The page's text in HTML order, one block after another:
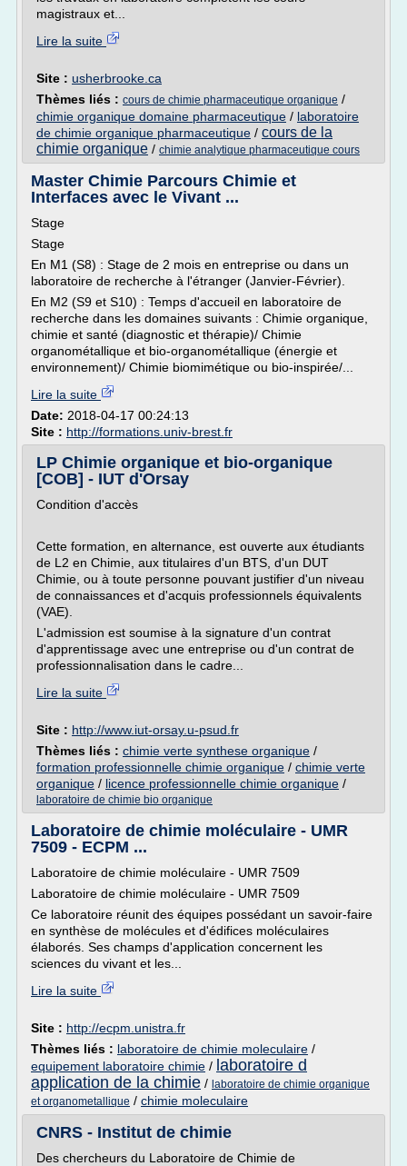
magistraux et...
Lire la suite
Site : usherbrooke.ca
Thèmes liés : cours de chimie pharmaceutique organique /
chimie organique domaine pharmaceutique / laboratoire
de chimie organique pharmaceutique / cours de la
chimie organique / chimie analytique pharmaceutique cours
Master Chimie Parcours Chimie et
Interfaces avec le Vivant ...
Stage
Stage
En M1 (S8) : Stage de 2 mois en entreprise ou dans un
laboratoire de recherche à l'étranger (Janvier-Février).
En M2 (S9 et S10) : Temps d'accueil en laboratoire de
recherche dans les domaines suivants : Chimie organique,
chimie et santé (diagnostic et thérapie)/ Chimie
organométallique et bio-organométallique (énergie et
environnement)/ Chimie biomimétique ou bio-inspirée/...
Lire la suite
Date: 2018-04-17 00:24:13
Site : http://formations.univ-brest.fr
LP Chimie organique et bio-organique
[COB] - IUT d'Orsay
Condition d'accès
Cette formation, en alternance, est ouverte aux étudiants
de L2 en Chimie, aux titulaires d'un BTS, d'un DUT
Chimie, ou à toute personne pouvant justifier d'un niveau
de connaissances et d'acquis professionnels équivalents
(VAE).
L'admission est soumise à la signature d'un contrat
d'apprentissage avec une entreprise ou d'un contrat de
professionnalisation dans le cadre...
Lire la suite
Site : http://www.iut-orsay.u-psud.fr
Thèmes liés : chimie verte synthese organique /
formation professionnelle chimie organique / chimie verte
organique / licence professionnelle chimie organique /
laboratoire de chimie bio organique
Laboratoire de chimie moléculaire - UMR
7509 - ECPM ...
Laboratoire de chimie moléculaire - UMR 7509
Laboratoire de chimie moléculaire - UMR 7509
Ce laboratoire réunit des équipes possédant un savoir-faire
en synthèse de molécules et d'édifices moléculaires
élaborés. Ses champs d'application concernent les
sciences du vivant et les...
Lire la suite
Site : http://ecpm.unistra.fr
Thèmes liés : laboratoire de chimie moleculaire /
equipement laboratoire chimie / laboratoire d
application de la chimie / laboratoire de chimie organique
et organometallique / chimie moleculaire
CNRS - Institut de chimie
Des chercheurs du Laboratoire de Chimie de